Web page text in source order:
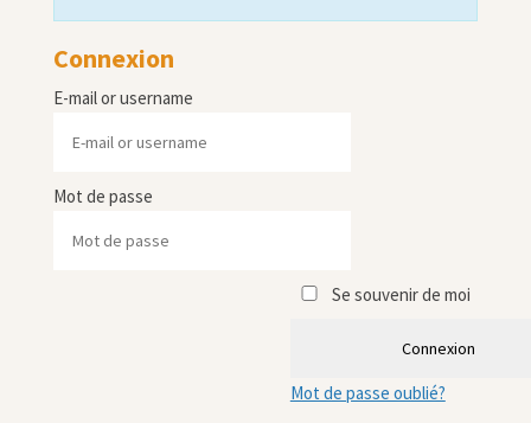
Connexion
E-mail or username
Mot de passe
Se souvenir de moi
Connexion
Mot de passe oublié?